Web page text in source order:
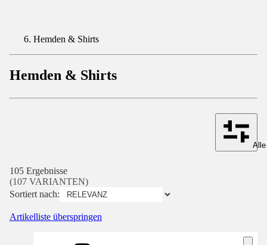
Hemden & Shirts
Hemden & Shirts
105 Ergebnisse
(107 VARIANTEN)
Sortiert nach:
Artikelliste überspringen